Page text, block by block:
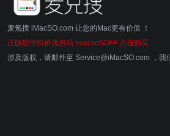
麦氪搜 iMacSO.com 让您的Mac更有价值 ！
正版软件特价优惠码 imacso5OFF 点击购买
涉及版权，请邮件至 Service@iMacSO.com ，我